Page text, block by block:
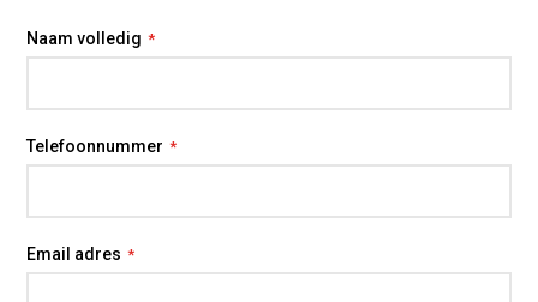
Naam volledig
Telefoonnummer
Email adres